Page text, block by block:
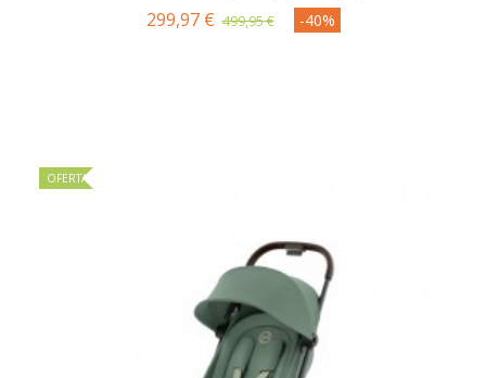
299,97 € 499,95 € -40%
OFERTA